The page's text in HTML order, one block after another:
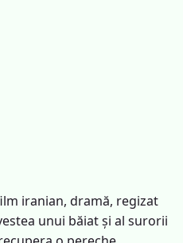
unui băiat și al surorii